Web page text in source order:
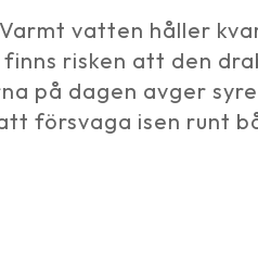
vatten håller
risken att den
på dagen avger
försvaga isen runt